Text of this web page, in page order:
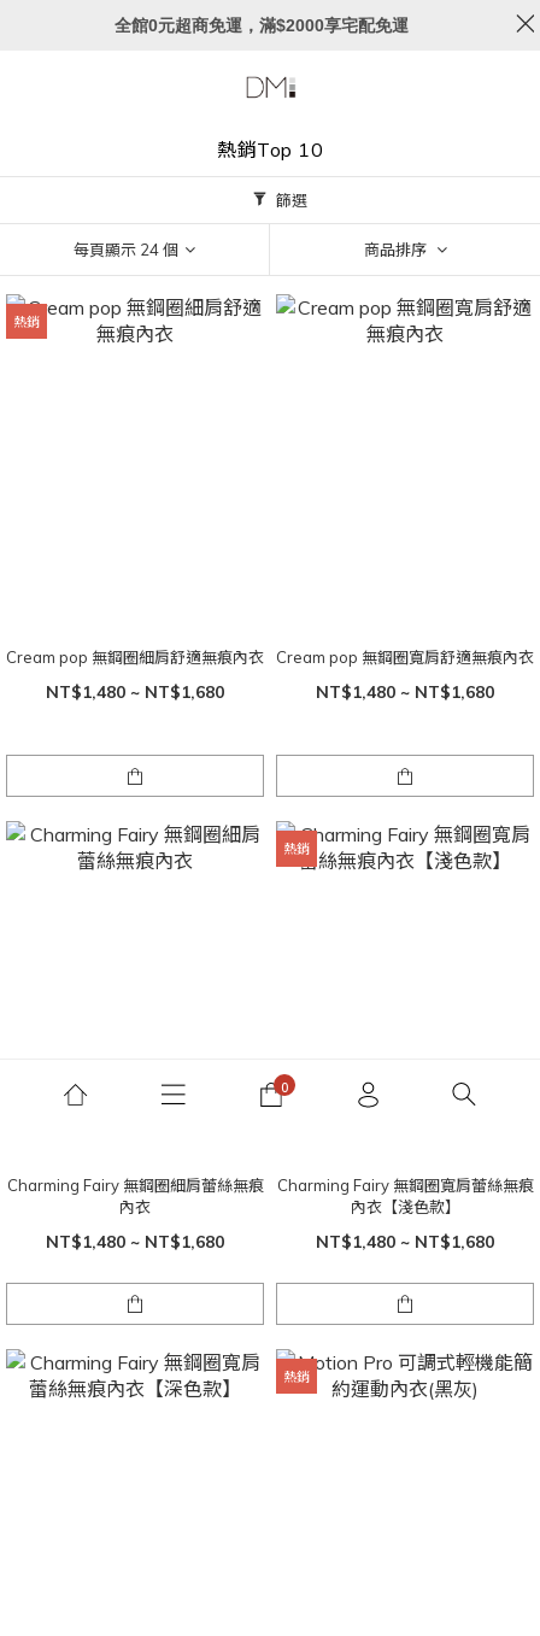
熱銷Top 10
篩選
每頁顯示 24 個 商品排序
熱銷
Cream pop 無鋼圈細肩舒適無痕內衣
NT$1,480 ~ NT$1,680
Cream pop 無鋼圈寬肩舒適無痕內衣
NT$1,480 ~ NT$1,680
Charming Fairy 無鋼圈細肩蕾絲無痕
內衣
NT$1,480 ~ NT$1,680
熱銷
Charming Fairy 無鋼圈寬肩蕾絲無痕
內衣【淺色款】
NT$1,480 ~ NT$1,680
熱銷
全館0元超商免運，滿$2000享宅配免運